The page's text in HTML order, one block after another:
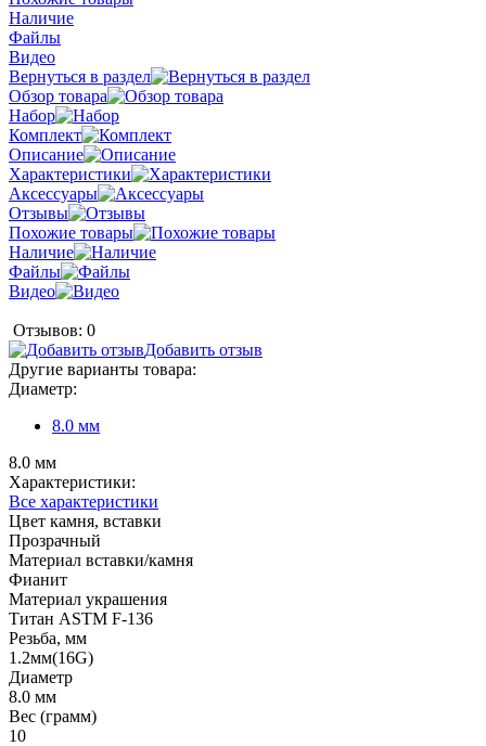
Наличие
Файлы
Видео
Вернуться в раздел
Обзор товара
Набор
Комплект
Описание
Характеристики
Аксессуары
Отзывы
Похожие товары
Наличие
Файлы
Видео
Отзывов: 0
Добавить отзыв
Другие варианты товара:
Диаметр:
8.0 мм
8.0 мм
Характеристики:
Все характеристики
Цвет камня, вставки
Прозрачный
Материал вставки/камня
Фианит
Материал украшения
Титан ASTM F-136
Резьба, мм
1.2мм(16G)
Диаметр
8.0 мм
Вес (грамм)
10